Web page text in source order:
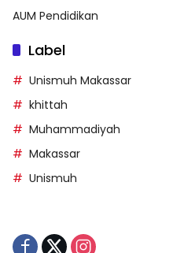
AUM Pendidikan
Label
Unismuh Makassar
khittah
Muhammadiyah
Makassar
Unismuh